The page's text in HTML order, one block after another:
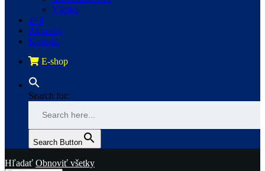
Všetko
4×4
Aktuality
Kontakt
E-shop
Search for:
Search Button
Hľadať Obnoviť všetky